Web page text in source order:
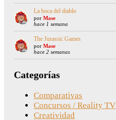
La boca del diablo
por Mase
hace 1 semana
The Jurassic Games
por Mase
hace 2 semanas
Categorías
Comparativas
Concursos / Reality TV
Creatividad